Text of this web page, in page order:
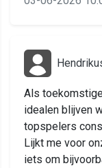
Als
idealen blijven
topspelers
Lijkt me voor
iets om